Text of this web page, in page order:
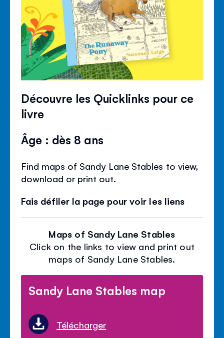
Découvre les Quicklinks pour ce
livre
Âge : dès 8 ans
Find maps of Sandy Lane Stables to view,
download or print out.
Fais défiler la page pour voir les liens
Maps of Sandy Lane Stables
Click on the links to view and print out
maps of Sandy Lane Stables.
Sandy Lane Stables map
Télécharger